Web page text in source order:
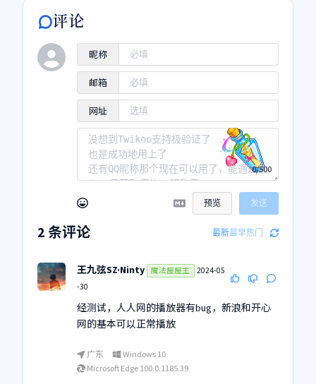
评论
昵称
邮箱
网址
0/500
预览 发送
2条评论 最新最早热门
王九弦SZ·Ninty 魔法屋屋主
2024-05
-30
经测试，人人网的播放器有bug，新浪和开心
网的基本可以正常播放
广东
Windows 10
Microsoft Edge 100.0.1185.39